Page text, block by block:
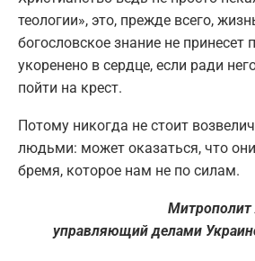
теологии», это, прежде всего,
богословское знание не принесет
укоренено в сердце, если ради
пойти на крест.
Потому никогда не стоит
людьми: может оказаться, что
бремя, которое нам не по силам.
Митрополит
управляющий делами